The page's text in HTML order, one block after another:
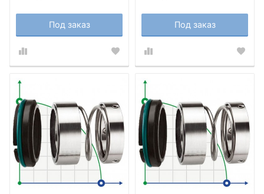
Под заказ Под заказ